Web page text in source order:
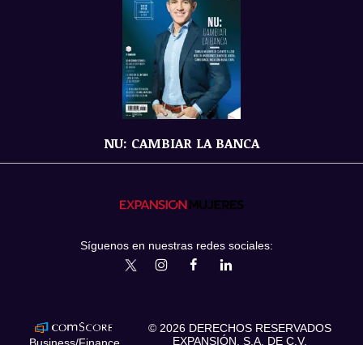
NU: CAMBIAR LA BANCA
Síguenos en nuestras redes sociales:
expansionmxExpansionMex
Business/Finance
© 2026 DERECHOS RESERVADOS
EXPANSIÓN, S.A. DE C.V.